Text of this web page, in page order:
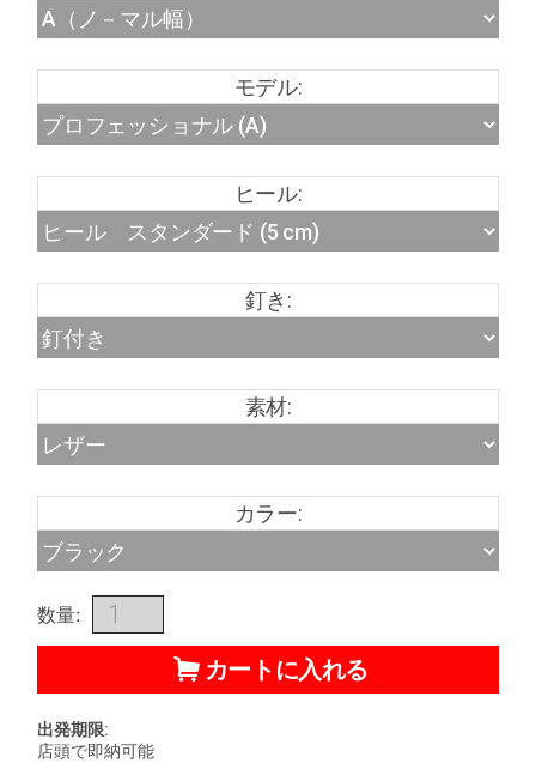
モデル:
ヒール:
釘き:
素材:
カラー:
数量:
カートに入れる
出発期限:
店頭で即納可能